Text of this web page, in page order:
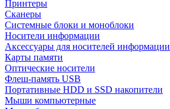
Принтеры
Сканеры
Системные блоки и моноблоки
Носители информации
Аксессуары для носителей информации
Карты памяти
Оптические носители
Флеш-память USB
Портативные HDD и SSD накопители
Мыши компьютерные